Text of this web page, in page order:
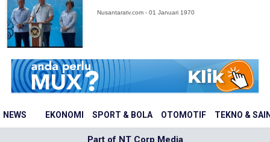
NEWS EKONOMI SPORT & BOLA OTOMOTIF TEKNO &
Nusantaratv.com - 01 Januari 1970
Part of NT Corp Media